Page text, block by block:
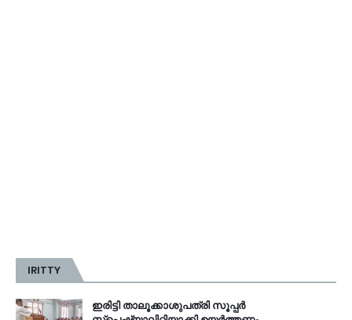
IRITTY
ഇരിട്ടി താലൂക്കാശുപത്രി സൂപ്പർ